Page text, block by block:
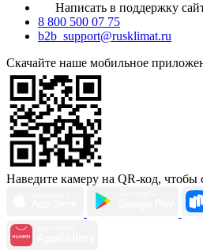
Написать в поддержку
8 800 500 07 75
b2b_support@rusklimat.ru
Скачайте наше мобильное
Наведите камеру на QR-код, чтобы